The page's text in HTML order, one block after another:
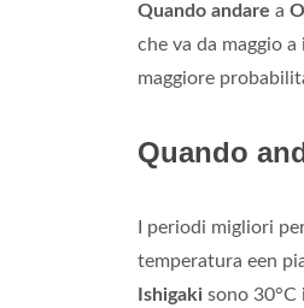
Quando andare a
che va da maggio
maggiore
Quando
I periodi migliori
temperatura een
Ishigaki sono 30°C